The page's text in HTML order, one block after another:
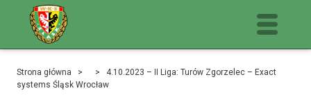
Strona główna > > 4.10.2023 – II Liga: Turów Zgorzelec – Exact
systems Śląsk Wrocław